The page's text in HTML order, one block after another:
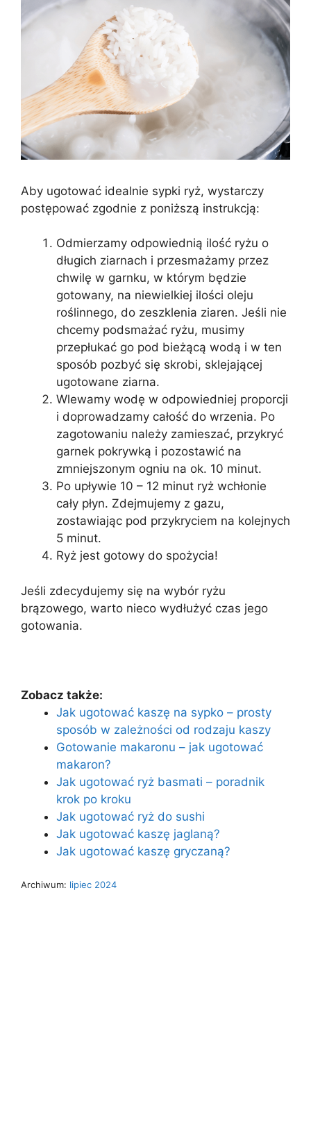
Aby ugotować idealnie sypki ryż, wystarczy
postępować zgodnie z poniższą instrukcją:
Odmierzamy odpowiednią ilość ryżu o
długich ziarnach i przesmażamy przez
chwilę w garnku, w którym będzie
gotowany, na niewielkiej ilości oleju
roślinnego, do zeszklenia ziaren. Jeśli nie
chcemy podsmażać ryżu, musimy
przepłukać go pod bieżącą wodą i w ten
sposób pozbyć się skrobi, sklejającej
ugotowane ziarna.
Wlewamy wodę w odpowiedniej proporcji
i doprowadzamy całość do wrzenia. Po
zagotowaniu należy zamieszać, przykryć
garnek pokrywką i pozostawić na
zmniejszonym ogniu na ok. 10 minut.
Po upływie 10 – 12 minut ryż wchłonie
cały płyn. Zdejmujemy z gazu,
zostawiając pod przykryciem na kolejnych
5 minut.
Ryż jest gotowy do spożycia!
Jeśli zdecydujemy się na wybór ryżu
brązowego, warto nieco wydłużyć czas jego
gotowania.
Zobacz także:
Jak ugotować kaszę na sypko – prosty
sposób w zależności od rodzaju kaszy
Gotowanie makaronu – jak ugotować
makaron?
Jak ugotować ryż basmati – poradnik
krok po kroku
Jak ugotować ryż do sushi
Jak ugotować kaszę jaglaną?
Jak ugotować kaszę gryczaną?
Archiwum: lipiec 2024